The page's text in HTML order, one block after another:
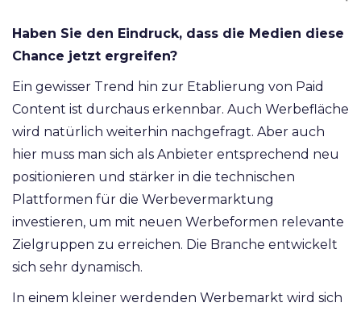
Haben Sie den Eindruck, dass die Medien diese
Chance jetzt ergreifen?
Ein gewisser Trend hin zur Etablierung von Paid
Content ist durchaus erkennbar. Auch Werbefläche
wird natürlich weiterhin nachgefragt. Aber auch
hier muss man sich als Anbieter entsprechend neu
positionieren und stärker in die technischen
Plattformen für die Werbevermarktung
investieren, um mit neuen Werbeformen relevante
Zielgruppen zu erreichen. Die Branche entwickelt
sich sehr dynamisch.
In einem kleiner werdenden Werbemarkt wird sich